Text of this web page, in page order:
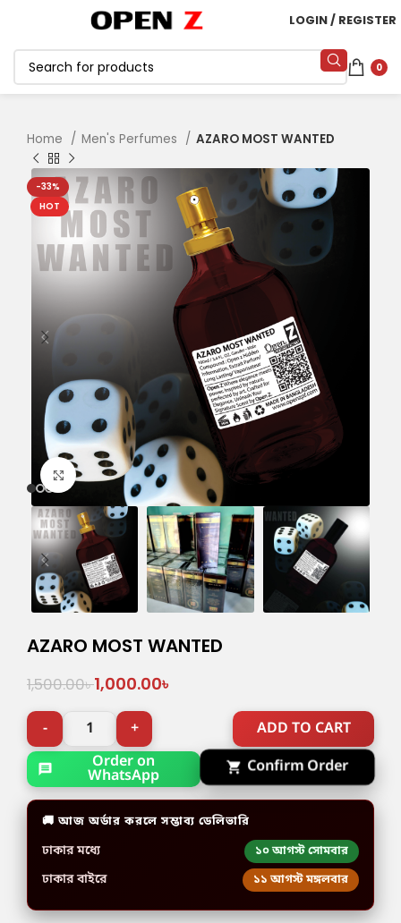
LOGIN / REGISTER
0
Home Men's Perfumes AZARO MOST WANTED
-33%
HOT
Click to enlarge
AZARO MOST WANTED
1,500.00৳1,000.00৳
ADD TO CART
Order on
WhatsApp Confirm Order
🚚 আজ অর্ডার করলে সম্ভাব্য ডেলিভারি
ঢাকার মধ্যে ১০ আগস্ট সোমবার
ঢাকার বাইরে ১১ আগস্ট মঙ্গলবার